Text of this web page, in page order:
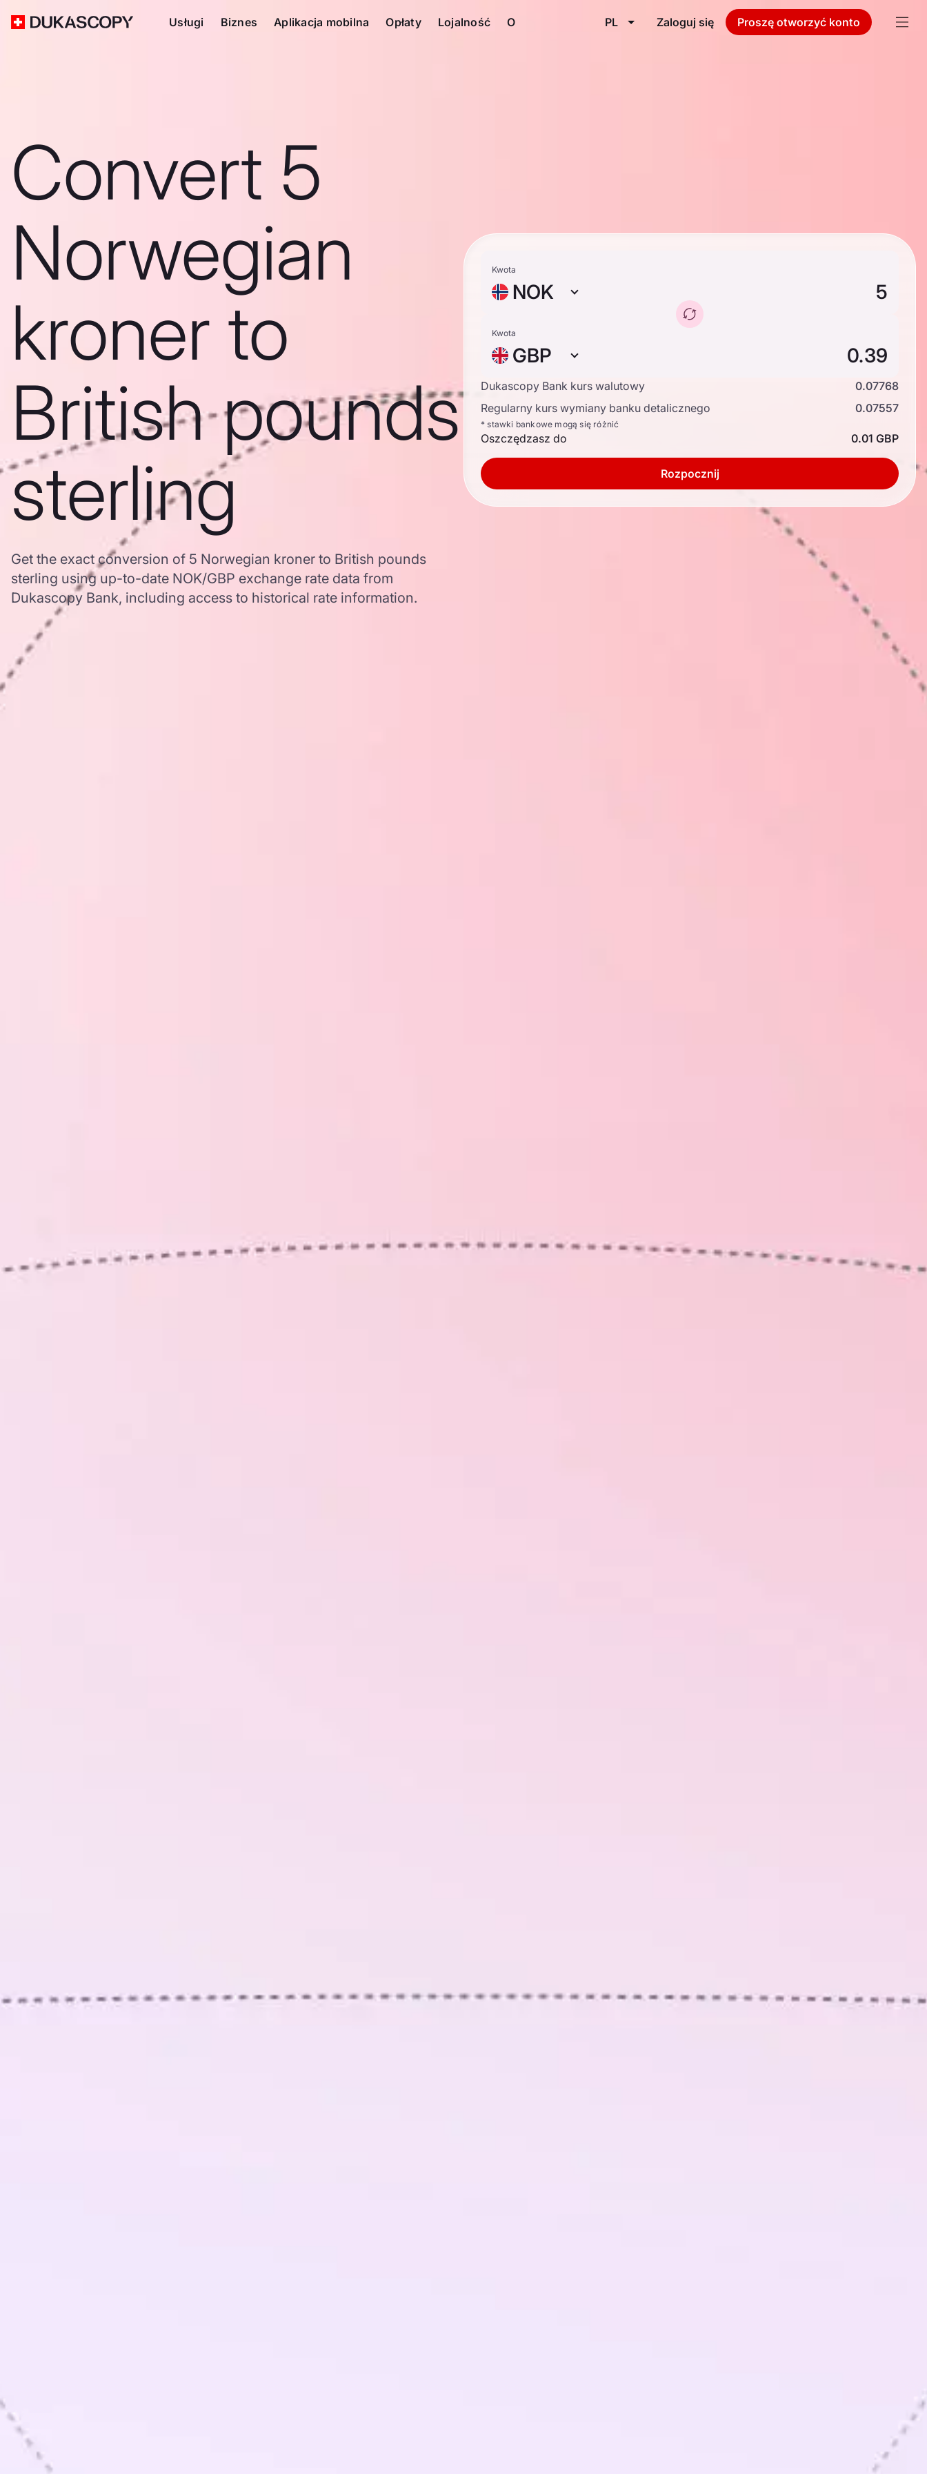
Usługi Biznes Aplikacja mobilna Opłaty Lojalność O PL Zaloguj się Proszę otworzyć konto
Convert 5
Norwegian
kroner to
British pounds
sterling
Get the exact conversion of 5 Norwegian kroner to British pounds
sterling using up-to-date NOK/GBP exchange rate data from
Dukascopy Bank, including access to historical rate information.
Kwota
NOK
Kwota
GBP
Dukascopy Bank kurs walutowy
0.07768
Regularny kurs wymiany banku detalicznego
0.07557
* stawki bankowe mogą się różnić
Oszczędzasz do 0.01 GBP
Rozpocznij